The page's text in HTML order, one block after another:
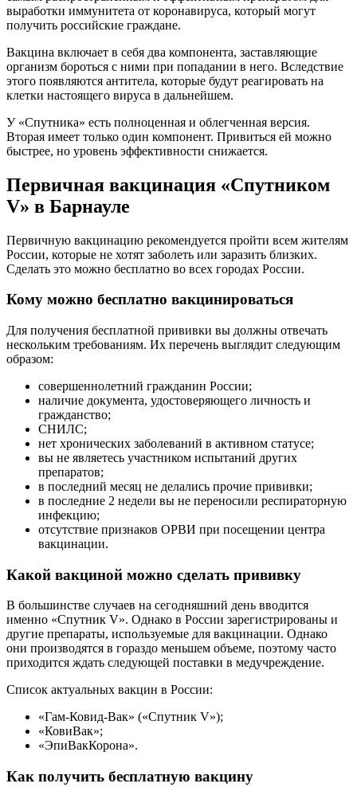
выработки иммунитета от коронавируса, который могут
получить российские граждане.
Вакцина включает в себя два компонента, заставляющие
организм бороться с ними при попадании в него. Вследствие
этого появляются антитела, которые будут реагировать на
клетки настоящего вируса в дальнейшем.
У «Спутника» есть полноценная и облегченная версия.
Вторая имеет только один компонент. Привиться ей можно
быстрее, но уровень эффективности снижается.
Первичная вакцинация «Спутником
V» в Барнауле
Первичную вакцинацию рекомендуется пройти всем жителям
России, которые не хотят заболеть или заразить близких.
Сделать это можно бесплатно во всех городах России.
Кому можно бесплатно вакцинироваться
Для получения бесплатной прививки вы должны отвечать
нескольким требованиям. Их перечень выглядит следующим
образом:
совершеннолетний гражданин России;
наличие документа, удостоверяющего личность и
гражданство;
СНИЛС;
нет хронических заболеваний в активном статусе;
вы не являетесь участником испытаний других
препаратов;
в последний месяц не делались прочие прививки;
в последние 2 недели вы не переносили респираторную
инфекцию;
отсутствие признаков ОРВИ при посещении центра
вакцинации.
Какой вакциной можно сделать прививку
В большинстве случаев на сегодняшний день вводится
именно «Спутник V». Однако в России зарегистрированы и
другие препараты, используемые для вакцинации. Однако
они производятся в гораздо меньшем объеме, поэтому часто
приходится ждать следующей поставки в медучреждение.
Список актуальных вакцин в России:
«Гам-Ковид-Вак» («Спутник V»);
«КовиВак»;
«ЭпиВакКорона».
Как получить бесплатную вакцину